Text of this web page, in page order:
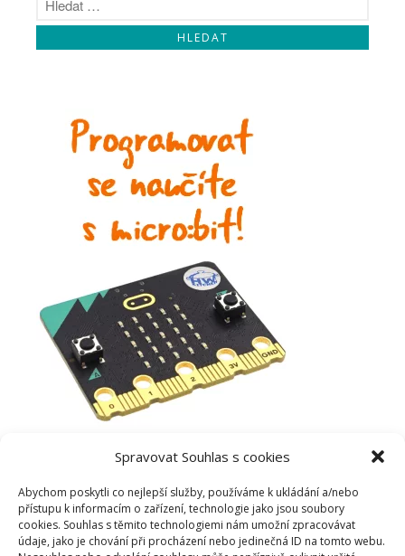
Spravovat Souhlas s cookies
Abychom poskytli co nejlepší služby, používáme k ukládání a/nebo
přístupu k informacím o zařízení, technologie jako jsou soubory
cookies. Souhlas s těmito technologiemi nám umožní zpracovávat
údaje, jako je chování při procházení nebo jedinečná ID na tomto webu.